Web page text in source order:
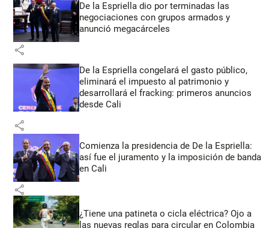
De la Espriella dio por terminadas las
negociaciones con grupos armados y
anunció megacárceles
share
De la Espriella congelará el gasto público,
eliminará el impuesto al patrimonio y
desarrollará el fracking: primeros anuncios
desde Cali
share
Comienza la presidencia de De la Espriella:
así fue el juramento y la imposición de banda
en Cali
share
¿Tiene una patineta o cicla eléctrica? Ojo a
las nuevas reglas para circular en Colombia